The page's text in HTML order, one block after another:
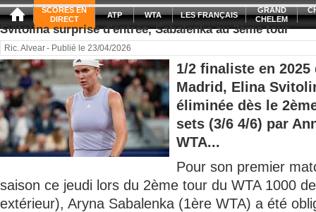
SCORES EN
DIRECT
ATP WTA LES FRANÇAIS
GRAND
CHELEM
Svitolina surprise d'entrée, Sabalenka au 3ème tour
Ric. Alvear- Publié le 23/04/2026
1/2 finaliste en 2025
Madrid, Elina
éliminée dès le
sets (3/6 4/6) par
WTA...
Pour son premier
saison ce jeudi lors du 2ème tour du WTA 1000
extérieur), Aryna Sabalenka (1ère WTA) a été